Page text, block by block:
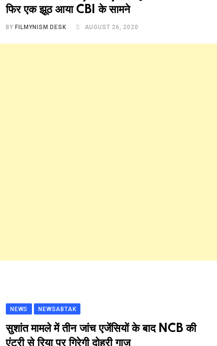
फिर एक झूठ आया CBI के सामने
BY FILMYNISM DESK AUGUST 26, 2020
NEWS NEWSABTAK
सुशांत मामले में तीन जांच एजेंसियों के बाद NCB की
एंट्री से रिया पर गिरेगी दोहरी गाज